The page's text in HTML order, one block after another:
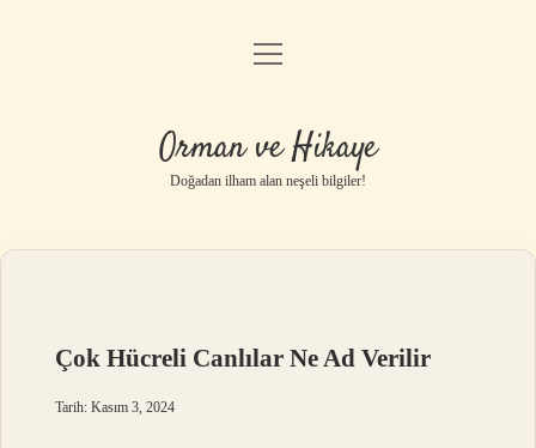
Anasayfa
Yasal Uyarı
menüyü
Orman ve Hikaye
Doğadan ilham alan neşeli bilgiler!
Çok Hücreli Canlılar Ne Ad Verilir
Tarih: Kasım 3, 2024